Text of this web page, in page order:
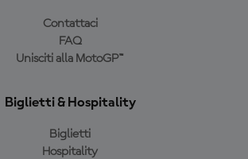
Contattaci
FAQ
Unisciti alla MotoGP™
Biglietti & Hospitality
Biglietti
Hospitality